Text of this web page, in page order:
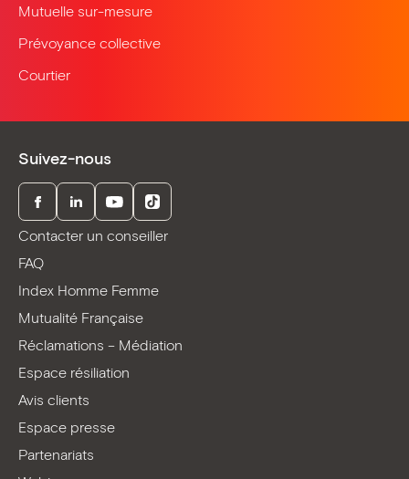
Mutuelle sur-mesure
Prévoyance collective
Courtier
Suivez-nous
FacebookLinkedInYoutubeTikTok
Contacter un conseiller
FAQ
Index Homme Femme
Mutualité Française
Réclamations – Médiation
Espace résiliation
Avis clients
Espace presse
Partenariats